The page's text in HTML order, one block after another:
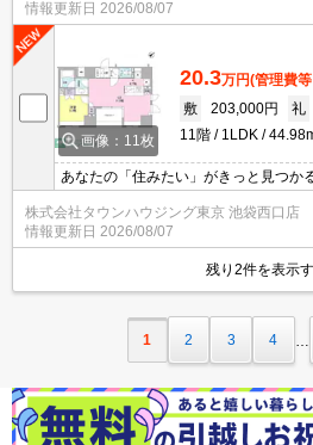
情報更新日 2026/08/07
画像：11枚
20.3万円(管理費
敷
203,000円 礼
11階
1LDK
あなたの「住みたい」がきっと見つか
揃えた賃貸物件！お気軽にご相談くだ
ウジングへお任せください！
株式会社タウンハウジング東京 池袋西口店
情報更新日 2026/08/07
残り2件を表示
1 2 3 4